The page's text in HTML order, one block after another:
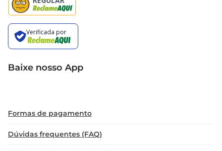
Baixe nosso App
Formas de pagamento
Dúvidas frequentes (FAQ)